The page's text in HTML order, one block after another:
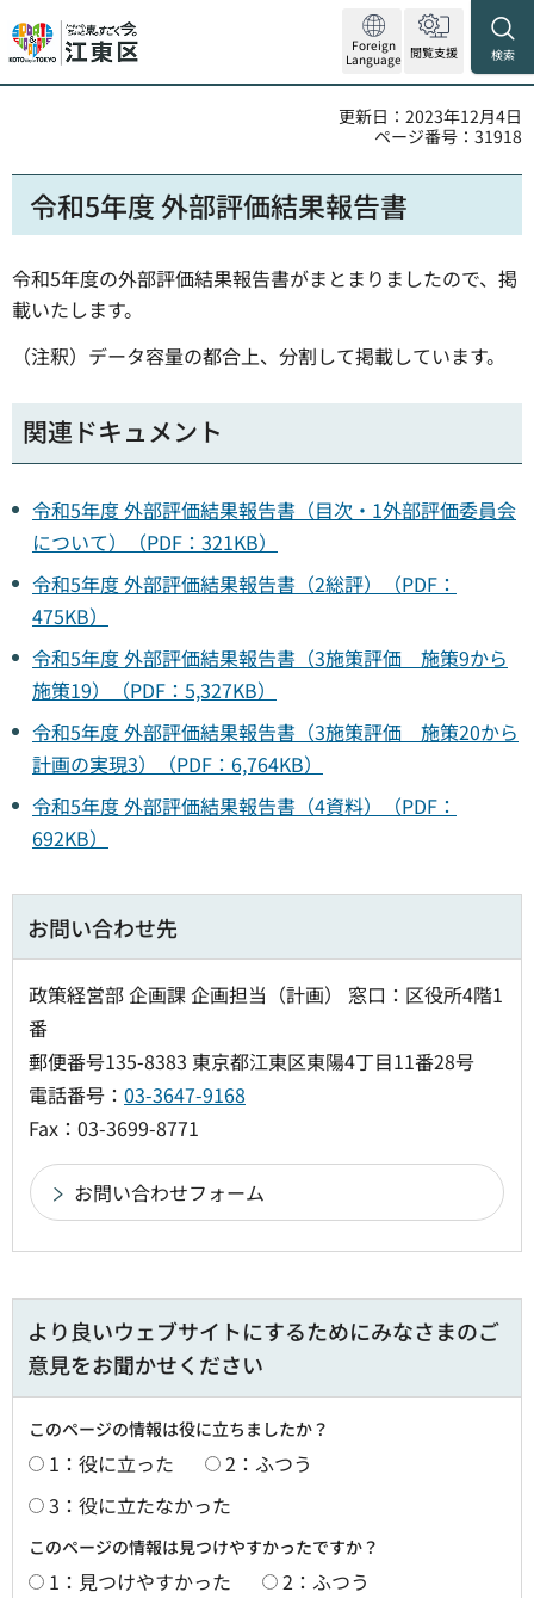
Foreign
Language 閲覧支援 検索
更新日：2023年12月4日
ページ番号：31918
令和5年度 外部評価結果報告書
令和5年度の外部評価結果報告書がまとまりましたので、掲
載いたします。
（注釈）データ容量の都合上、分割して掲載しています。
関連ドキュメント
令和5年度 外部評価結果報告書（目次・1外部評価委員会
について）（PDF：321KB）
令和5年度 外部評価結果報告書（2総評）（PDF：
475KB）
令和5年度 外部評価結果報告書（3施策評価 施策9から
施策19）（PDF：5,327KB）
令和5年度 外部評価結果報告書（3施策評価 施策20から
計画の実現3）（PDF：6,764KB）
令和5年度 外部評価結果報告書（4資料）（PDF：
692KB）
お問い合わせ先
政策経営部 企画課 企画担当（計画） 窓口：区役所4階1
番
郵便番号135-8383 東京都江東区東陽4丁目11番28号
電話番号： 03-3647-9168
Fax：03-3699-8771
より良いウェブサイトにするためにみなさまのご
意見をお聞かせください
このページの情報は役に立ちましたか？
1：役に立った
2：ふつう
3：役に立たなかった
このページの情報は見つけやすかったですか？
1：見つけやすかった
2：ふつう